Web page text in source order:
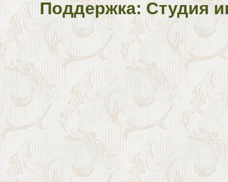
Поддержка: Студия